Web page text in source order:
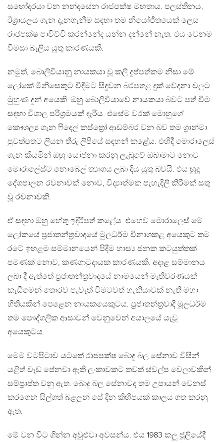
සහෝදරයා වන නන්දසේන රාජපක්ෂ මහතාය. පලස්තීනය,
ඊශ්‍රායලය ගැන දැනගැනීම සඳහා තම නියෝජිතයෙක් ලෙස
රාජපක්ෂ පාවිච්චි කරන්නේද යන්න දන්නේ නැත. එය වෙනම
විමසා බැලිය යුතු කාරණයකි.
නමුත්, බොලිවියානු නායකයා වූ කලී දුප්පත්කම නිසා මේ
ලෝකේ මිනිසෙකුට විඳීමට සිදුවන බරපතළ දුක් වේදනා වලට
මුහුණ දුන් අයෙකි. ඔහු බොලිවියාවේ නායකයා බවට පත් වීම
සඳහා විශාල පරිශ්‍රමයක් දැරීය. එසේම වරක් මොහුගේ
කෞශල්‍ය ගැන ෆිදෙල් කස්ත්‍රෝ ආඩම්බර වන බව තම ග්‍රාන්මා
පුවත්පතට ලියන තීරු ලිපියේ සඳහන් කළේය. එහිදී මොරාලෙස්
ගැන කියමින් ඔහු යෝජනා කරනු ලැබුවේ ඔබාමාට නොව
මොරාලේස්ට නොබෙල් ත්‍යාගය ලබා දිය යුතු බවයි. එය හුදු
දේශපාලන රචනාවක් නොව, විද්‍යාත්මක පැහැදිලි කිරීමක් සතු
වූ රචනාවකි.
ඒ සඳහා ඔහු හේතු ඉදිරිපත් කළේය. එහෙව් මොරාලෙස් මේ
ලෝකයේ ප්‍රජාතන්ත්‍රවාදයේ මුලධර්ම විනාශකළ අයෙකුට තම
රටේ ඉහළම සම්මානයෙන් පිදීම හාස්‍ය ජනක කටයුත්තක්
පමණක් නොව, කණගාටුදායක කාරණයකි. අදාළ සම්මානය
ලබා දී ඇත්තේ ප්‍රජාතන්ත්‍රවාදයේ නාමයෙන් මැතිවරණයක්
කැඩීමෙන් තොරව පැවැත් වීමටවත් හැකියාවක් නැති මහා
භීතියකින් පෙළෙන නායකයෙකුටය. ප්‍රජාතන්ත්‍රවාදී මූලධර්ම
තම පෞද්ගලික ආසාවන් වෙනුවෙන් අයාලයේ යැවූ
අයෙකුටය.
මෙම වටපිටාව යටතේ රාජපක්ෂ බොදු බල සේනාව විසින්
යළිත් වැඩ පේනවා ඇති ලංකාවකට තවත් ස්වල්ප වෙලාවකින්
සම්ප්‍රාප්ත වනු ඇත. බොදු බල සේනාවද තම උපායන් වෙනස්
කරගෙන සිල්ගත් බළලුන් සේ දින කිහිපයක් කාලය ගත කරනු
ඇත.
මේ වන විට ගින්න අවුළුවා අවසන්ය. එය 1983 කලු ජූලියේදී